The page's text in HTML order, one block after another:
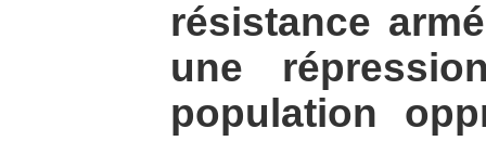
résistance
une
population